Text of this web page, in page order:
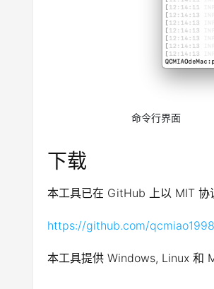
命令行界面
下载
本工具已在 GitHub 上以 MIT 协
https://github.com/
本工具提供 Windows, Linux 和